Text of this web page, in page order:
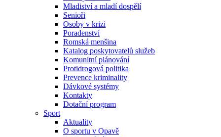
Mladiství a mladí dospělí
Senioři
Osoby v krizi
Poradenství
Romská menšina
Katalog poskytovatelů služeb
Komunitní plánování
Protidrogová politika
Prevence kriminality
Dávkové systémy
Kontakty
Dotační program
Sport
Aktuality
O sportu v Opavě